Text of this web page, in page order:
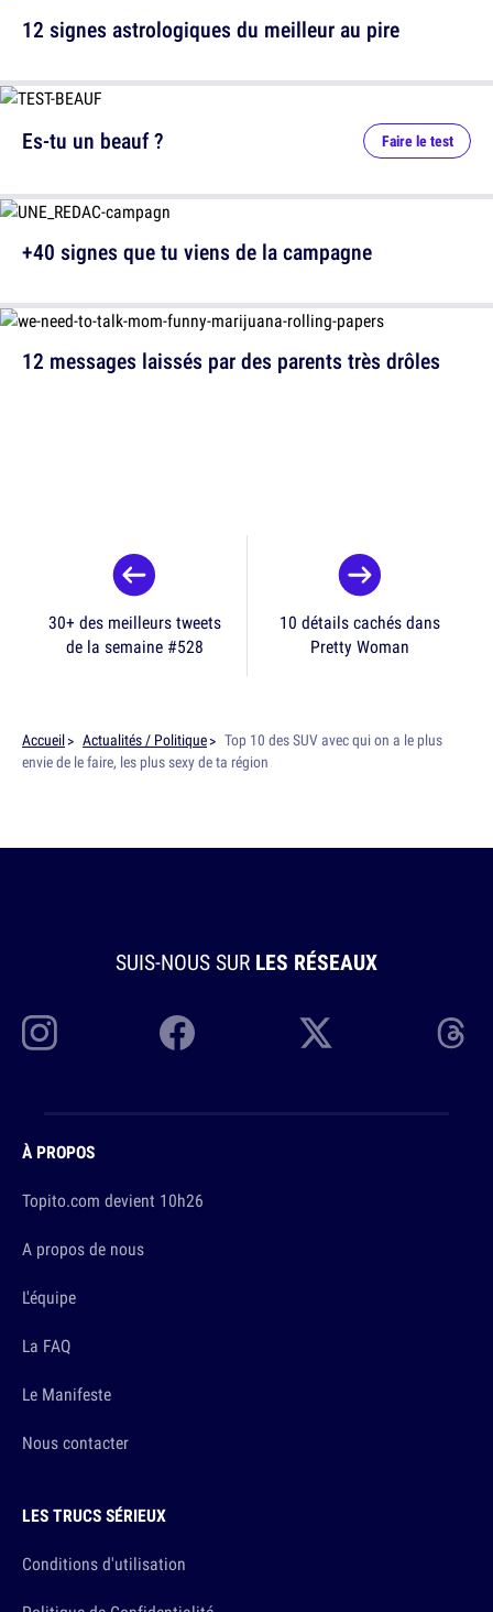
12 signes astrologiques du meilleur au pire
12 messages laissés par des parents très drôles
Es-tu un beauf ? Faire le test
+40 signes que tu viens de la campagne
30+ des meilleurs tweets
de la semaine #528
10 détails cachés dans
Pretty Woman
Accueil Actualités / Politique
Top 10 des SUV avec qui on a le plus
envie de le faire, les plus sexy de ta région
SUIS-NOUS SUR LES RÉSEAUX
À PROPOS
Topito.com devient 10h26
A propos de nous
L'équipe
La FAQ
Le Manifeste
Nous contacter
LES TRUCS SÉRIEUX
Conditions d'utilisation